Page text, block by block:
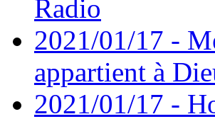
Radio
2021/01/17 -
appartient à
2021/01/17 -